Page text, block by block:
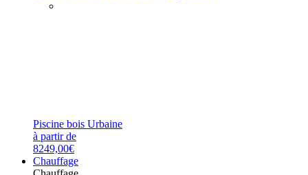
Piscine bois Urbaine
à partir de
8249,00€
Chauffage